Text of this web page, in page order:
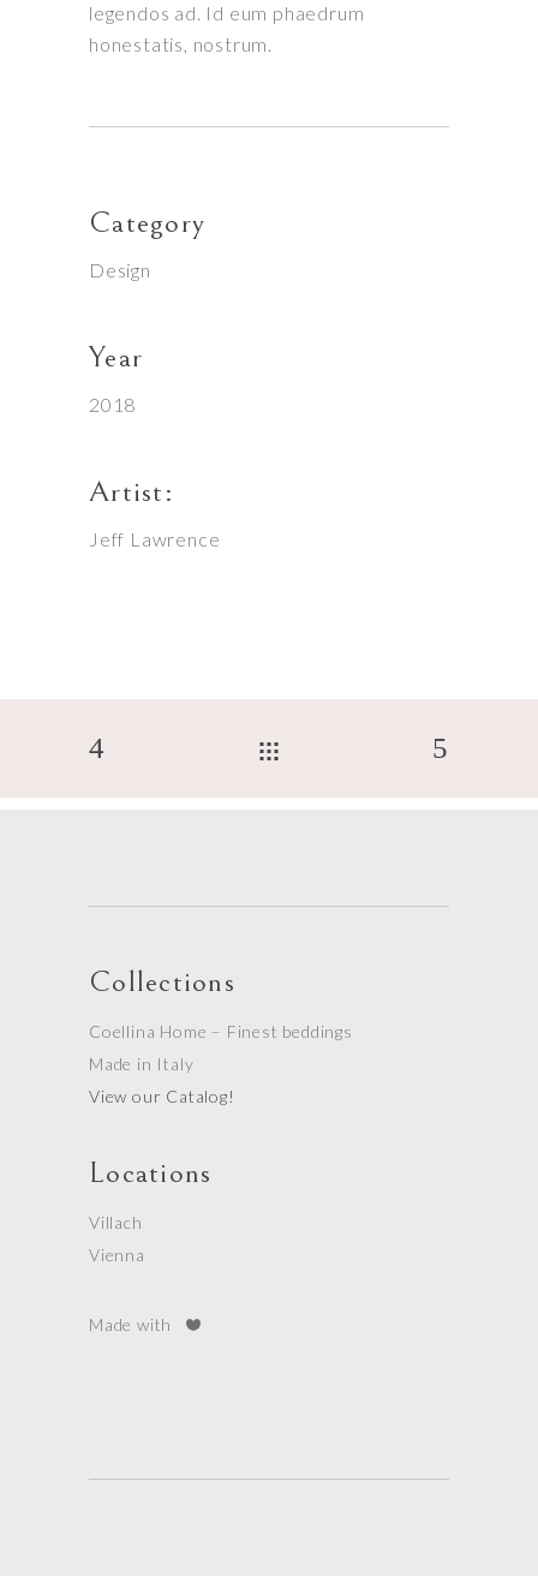
legendos ad. Id eum phaedrum
honestatis, nostrum.
Category
Design
Year
2018
Artist:
Jeff Lawrence
Collections
Coellina Home – Finest beddings
Made in Italy
View our Catalog!
Locations
Villach
Vienna
Made with